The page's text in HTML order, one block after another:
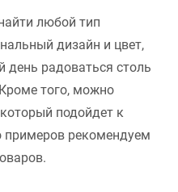
любой тип
дизайн и цвет,
день радоваться столь
того, можно
подойдет к
примеров рекомендуем